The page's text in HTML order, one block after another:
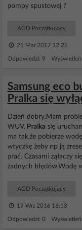
pompy spustowej ?
AGD Początkujący
21 Mar 2017 12:22
Odpowiedzi: 9
Samsung eco
Pralka się
Dzień dobry.Mam
WUV. Pralka się
ma tak,że pobierze
wtyczkę żeby np ją
prać. Czasami ząłaczy
żadnych błędów.Wodę
AGD Początkujący
19 Wrz 2016 16:13
Odpowiedzi: 0